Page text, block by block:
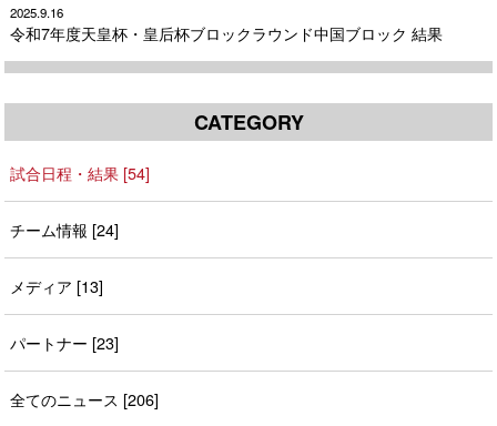
2025.9.16
令和7年度天皇杯・皇后杯ブロックラウンド中国ブロック 結果
CATEGORY
試合日程・結果 [54]
チーム情報 [24]
メディア [13]
パートナー [23]
全てのニュース [206]